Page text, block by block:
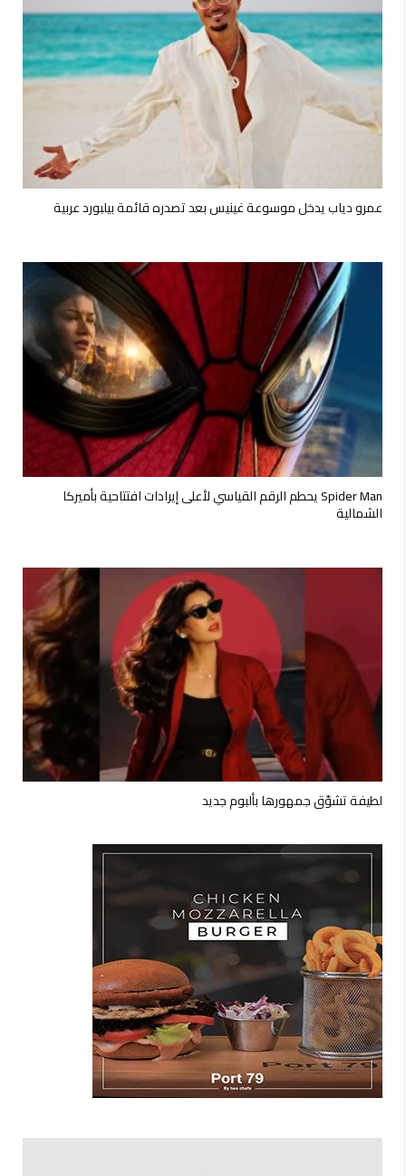
عمرو دياب يدخل موسوعة غينيس بعد تصدره قائمة بيلبورد عربية
Spider Man يحطم الرقم القياسي لأعلى إيرادات افتتاحية بأميركا
الشمالية
لطيفة تشوّق جمهورها بألبوم جديد